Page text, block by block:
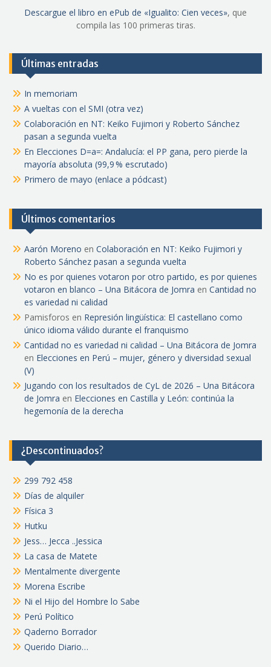
Descargue el libro en ePub de «Igualito: Cien veces», que
compila las 100 primeras tiras.
Últimas entradas
In memoriam
A vueltas con el SMI (otra vez)
Colaboración en NT: Keiko Fujimori y Roberto Sánchez
pasan a segunda vuelta
En Elecciones D=a=: Andalucía: el PP gana, pero pierde la
mayoría absoluta (99,9 % escrutado)
Primero de mayo (enlace a pódcast)
Últimos comentarios
Aarón Moreno en Colaboración en NT: Keiko Fujimori y
Roberto Sánchez pasan a segunda vuelta
No es por quienes votaron por otro partido, es por quienes
votaron en blanco – Una Bitácora de Jomra en Cantidad no
es variedad ni calidad
Pamisforos en Represión lingüística: El castellano como
único idioma válido durante el franquismo
Cantidad no es variedad ni calidad – Una Bitácora de Jomra
en Elecciones en Perú – mujer, género y diversidad sexual
(V)
Jugando con los resultados de CyL de 2026 – Una Bitácora
de Jomra en Elecciones en Castilla y León: continúa la
hegemonía de la derecha
¿Descontinuados?
299 792 458
Días de alquiler
Física 3
Hutku
Jess… Jecca ..Jessica
La casa de Matete
Mentalmente divergente
Morena Escribe
Ni el Hijo del Hombre lo Sabe
Perú Político
Qaderno Borrador
Querido Diario…